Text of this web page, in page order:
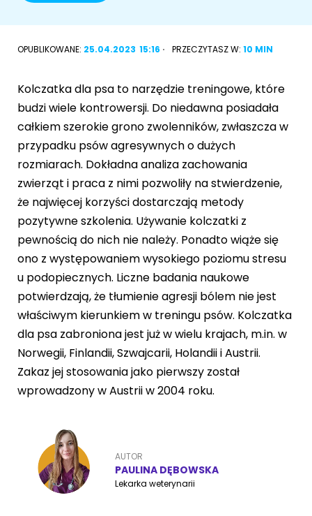
Akcesoria dla psa
Sznaucer miniaturowy
Golden retriever
Buldog francuski
Owczarek niemiecki
Wyszukiwarka ras psów
Przyjazne miejsca Adopcje
ZoociaLove News
RASY KOTÓW
Kot syberyjski
Kot perski
Kot rosyjski niebieski
OPUBLIKOWANE: 25.04.2023 15:16 PRZECZYTASZ W: 10 MIN
Kolczatka dla psa to narzędzie treningowe, które
budzi wiele kontrowersji. Do niedawna posiadała
całkiem szerokie grono zwolenników, zwłaszcza w
przypadku psów agresywnych o dużych
rozmiarach. Dokładna analiza zachowania
zwierząt i praca z nimi pozwoliły na stwierdzenie,
że najwięcej korzyści dostarczają metody
pozytywne szkolenia. Używanie kolczatki z
pewnością do nich nie należy. Ponadto wiąże się
ono z występowaniem wysokiego poziomu stresu
u podopiecznych. Liczne badania naukowe
potwierdzają, że tłumienie agresji bólem nie jest
właściwym kierunkiem w treningu psów. Kolczatka
dla psa zabroniona jest już w wielu krajach, m.in. w
Norwegii, Finlandii, Szwajcarii, Holandii i Austrii.
Zakaz jej stosowania jako pierwszy został
wprowadzony w Austrii w 2004 roku.
AUTOR
PAULINA DĘBOWSKA
Lekarka weterynarii